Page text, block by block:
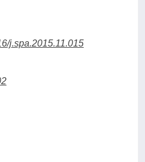
j.spa.2015.11.015